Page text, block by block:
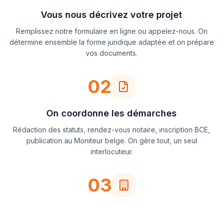
Vous nous décrivez votre projet
Remplissez notre formulaire en ligne ou appelez-nous. On
détermine ensemble la forme juridique adaptée et on prépare
vos documents.
02
On coordonne les démarches
Rédaction des statuts, rendez-vous notaire, inscription BCE,
publication au Moniteur belge. On gère tout, un seul
interlocuteur.
03